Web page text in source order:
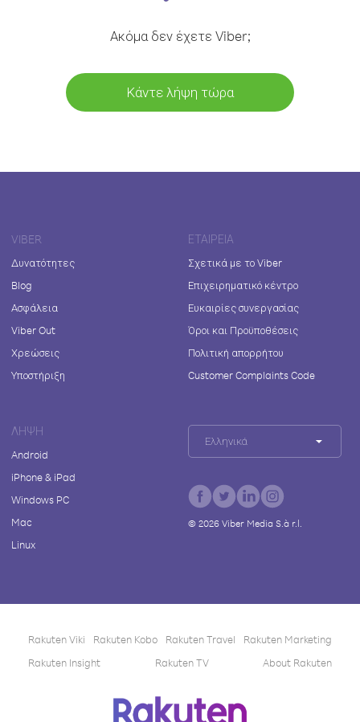
Ακόμα δεν έχετε Viber;
Κάντε λήψη τώρα
VIBER
Δυνατότητες
Blog
Ασφάλεια
Viber Out
Χρεώσεις
Υποστήριξη
ΕΤΑΙΡΕΊΑ
Σχετικά με το Viber
Επιχειρηματικό κέντρο
Ευκαιρίες συνεργασίας
Όροι και Προϋποθέσεις
Πολιτική απορρήτου
Customer Complaints Code
ΛΉΨΗ
Android
iPhone & iPad
Windows PC
Mac
Linux
Ελληνικά
© 2026Viber Media S.à r.l.
Rakuten Viki Rakuten Kobo Rakuten Travel
Rakuten Marketing
Rakuten Insight
Rakuten TV About Rakuten